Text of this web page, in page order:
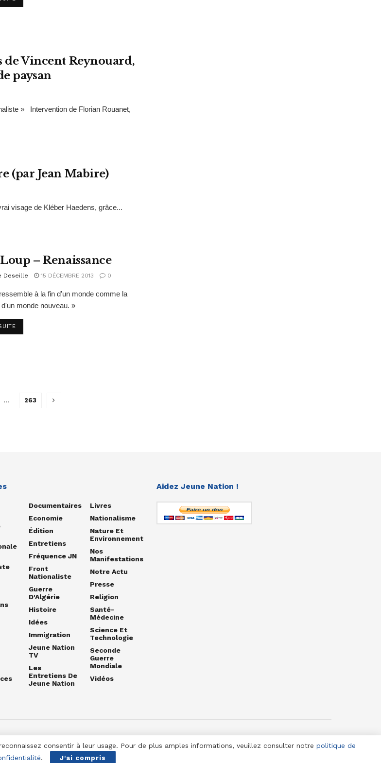
Vincent Reynouard,
paysan
» Intervention de Florian Rouanet,
(par Jean Mabire)
visage de Kléber Haedens, grâce...
– Renaissance
Deseille 15 DÉCEMBRE 2013 0
à la fin d'un monde comme la
monde nouveau. »
DETAILS
… 263
Documentaires
Economie
Édition
Entretiens
Fréquence JN
Front
Nationaliste
Guerre
D'Algérie
Histoire
Idées
Immigration
Jeune Nation
TV
Les
Entretiens De
Jeune Nation
Livres
Nationalisme
Nature Et
Environnement
Nos
Manifestations
Notre Actu
Presse
Religion
Santé-
Médecine
Science Et
Technologie
Seconde
Guerre
Mondiale
Vidéos
Aidez Jeune Nation !
consentir à leur usage. Pour de plus amples informations, veuillez consulter notre politique de
. J'ai compris